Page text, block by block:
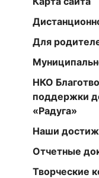
Для
НКО
поддержки
«Радуга»
Наши
Отчетные
Творческие